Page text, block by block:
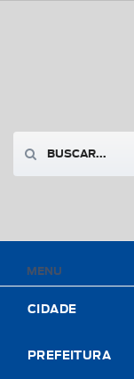
MENU
CIDADE
PREFEITURA